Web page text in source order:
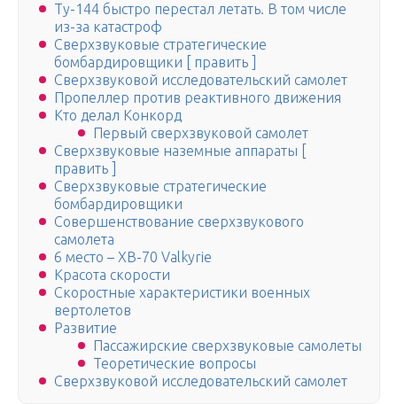
Ту-144 быстро перестал летать. В том числе
из-за катастроф
Сверхзвуковые стратегические
бомбардировщики [ править ]
Сверхзвуковой исследовательский самолет
Пропеллер против реактивного движения
Кто делал Конкорд
Первый сверхзвуковой самолет
Сверхзвуковые наземные аппараты [
править ]
Сверхзвуковые стратегические
бомбардировщики
Совершенствование сверхзвукового
самолета
6 место – XB-70 Valkyrie
Красота скорости
Скоростные характеристики военных
вертолетов
Развитие
Пассажирские сверхзвуковые самолеты
Теоретические вопросы
Сверхзвуковой исследовательский самолет